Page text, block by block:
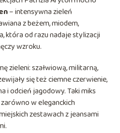
– intensywna zieleń
z beżem, miodem,
która od razu nadaje stylizacji
wzroku.
zieleni: szałwiową, militarną,
się też ciemne czerwienie,
i odcień jagodowy. Taki miks
w eleganckich
zestawach z jeansami